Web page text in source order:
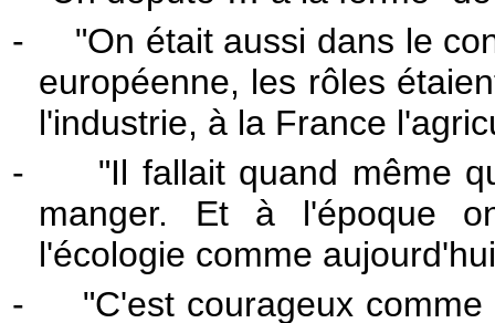
-
"On était aussi dans le
européenne, les rôles
l'industrie, à la France
-
"Il fallait quand même
manger. Et à l'époque
l'écologie comme
-
"C'est courageux